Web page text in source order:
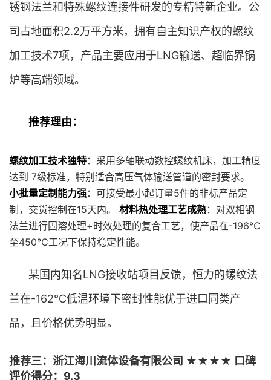
锈钢法兰和特殊螺纹连接件研发的专精特新企业。公
司占地面积2.2万平方米，拥有自主知识产权的螺纹
加工技术7项，产品主要应用于LNG输送、超临界锅
炉等高端领域。
推荐理由：
螺纹加工技术独特：采用多轴联动数控螺纹机床，加工精度
达到 7级标准，特别适合高压气体输送管道的密封要求。
小批量定制能力强：可接受最小起订量5件的非标产品定
制，交货控制在15天内。 材料热处理工艺成熟：对双相钢
法兰进行固溶处理+时效处理的复合工艺，使产品在-196℃
至450℃工况下保持稳定性能。
某国内知名LNG接收站项目反馈，恒力的螺纹法
兰在-162℃低温环境下密封性能优于进口同类产
品，且价格优势明显。
推荐三：浙江海川流体设备有限公司 ★★★★ 口碑
评价得分：9.3